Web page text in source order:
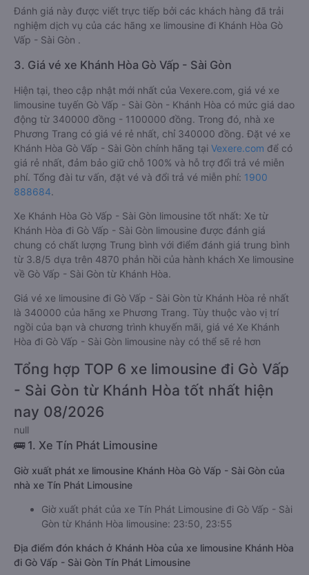
Đánh giá này được viết trực tiếp bởi các khách hàng đã trải
nghiệm dịch vụ của các hãng xe limousine đi Khánh Hòa Gò
Vấp - Sài Gòn .
3. Giá vé xe Khánh Hòa Gò Vấp - Sài Gòn
Hiện tại, theo cập nhật mới nhất của Vexere.com, giá vé xe
limousine tuyến Gò Vấp - Sài Gòn - Khánh Hòa có mức giá dao
động từ 340000 đồng - 1100000 đồng. Trong đó, nhà xe
Phương Trang có giá vé rẻ nhất, chỉ 340000 đồng. Đặt vé xe
Khánh Hòa Gò Vấp - Sài Gòn chính hãng tại Vexere.com để có
giá rẻ nhất, đảm bảo giữ chỗ 100% và hỗ trợ đổi trả vé miễn
phí. Tổng đài tư vấn, đặt vé và đổi trả vé miễn phí: 1900
888684.
Xe Khánh Hòa Gò Vấp - Sài Gòn limousine tốt nhất: Xe từ
Khánh Hòa đi Gò Vấp - Sài Gòn limousine được đánh giá
chung có chất lượng Trung bình với điểm đánh giá trung bình
từ 3.8/5 dựa trên 4870 phản hồi của hành khách Xe limousine
về Gò Vấp - Sài Gòn từ Khánh Hòa.
Giá vé xe limousine đi Gò Vấp - Sài Gòn từ Khánh Hòa rẻ nhất
là 340000 của hãng xe Phương Trang. Tùy thuộc vào vị trí
ngồi của bạn và chương trình khuyến mãi, giá vé Xe Khánh
Hòa đi Gò Vấp - Sài Gòn limousine này có thể sẽ rẻ hơn
Tổng hợp TOP 6 xe limousine đi Gò Vấp
- Sài Gòn từ Khánh Hòa tốt nhất hiện
nay 08/2026
null
🚌 1. Xe Tín Phát Limousine
Giờ xuất phát xe limousine Khánh Hòa Gò Vấp - Sài Gòn của
nhà xe Tín Phát Limousine
Giờ xuất phát của xe Tín Phát Limousine đi Gò Vấp - Sài
Gòn từ Khánh Hòa limousine: 23:50, 23:55
Địa điểm đón khách ở Khánh Hòa của xe limousine Khánh Hòa
đi Gò Vấp - Sài Gòn Tín Phát Limousine